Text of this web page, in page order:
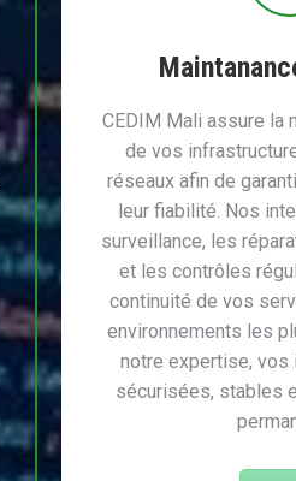
CEDIM Mali assure la
de vos
réseaux afin de
leur fiabilité. Nos
surveillance, les
et les contrôles
continuité de vos
environnements les
notre expertise,
sécurisées, stables